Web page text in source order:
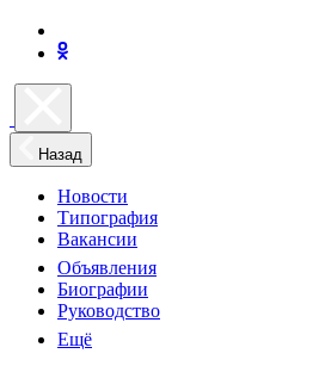
Назад
Новости
Типография
Вакансии
Объявления
Биографии
Руководство
Ещё